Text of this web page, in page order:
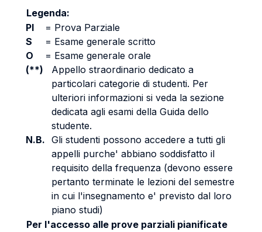
Legenda:
PI
= Prova Parziale
S
= Esame generale scritto
O
= Esame generale orale
(**)
Appello straordinario dedicato a
particolari categorie di studenti. Per
ulteriori informazioni si veda la sezione
dedicata agli esami della Guida dello
studente.
N.B. Gli studenti possono accedere a tutti gli
appelli purche' abbiano soddisfatto il
requisito della frequenza (devono essere
pertanto terminate le lezioni del semestre
in cui l'insegnamento e' previsto dal loro
piano studi)
Per l'accesso alle prove parziali pianificate